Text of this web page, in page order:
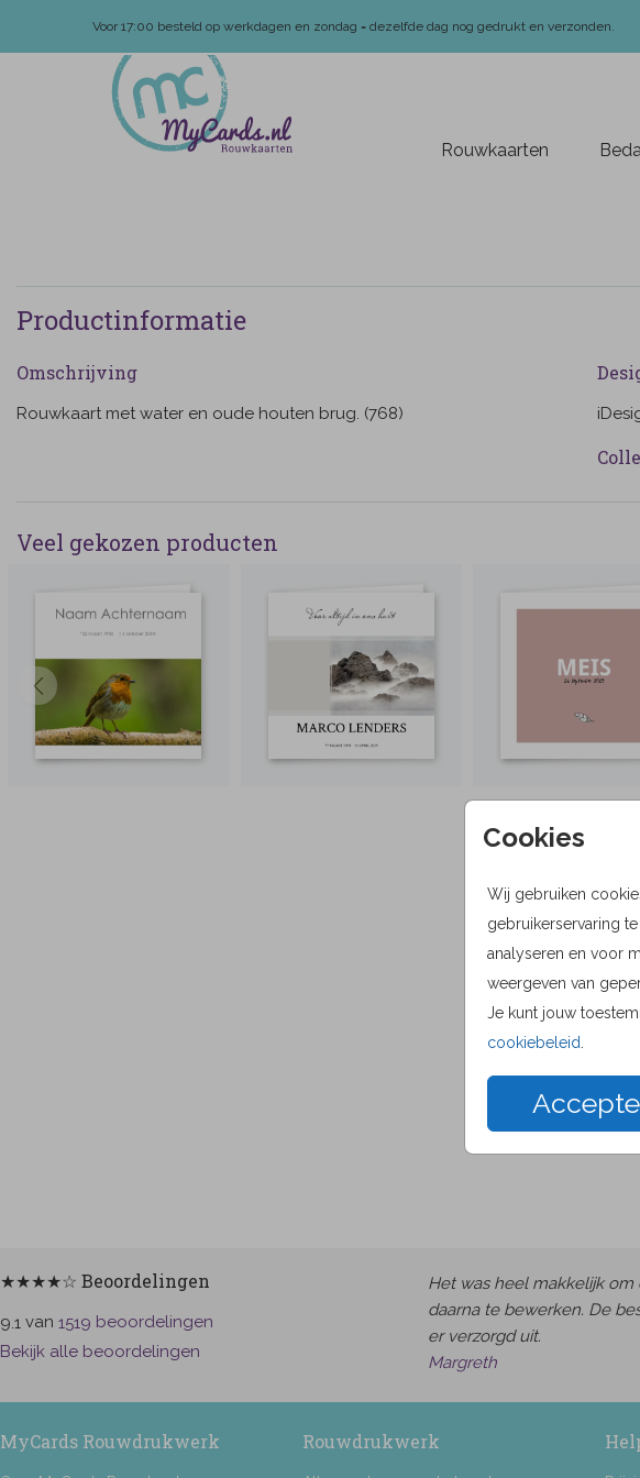
Voor 17:00 besteld op werkdagen en zondag = dezelfde dag nog gedrukt en verzonden.
Rouwkaarten
Cookies
Wij gebruiken
gebruikerservaring
analyseren en voor
weergeven van
Je kunt jouw
cookiebeleid
Productinformatie
Omschrijving
Rouwkaart met water en oude houten brug. (768)
Veel gekozen producten
★★★★☆ Beoordelingen
9.1 van 1519 beoordelingen
Bekijk alle beoordelingen
Het was heel makkelijk
daarna te bewerken. De
er verzorgd uit.
Margreth
MyCards Rouwdrukwerk Rouwdrukwerk